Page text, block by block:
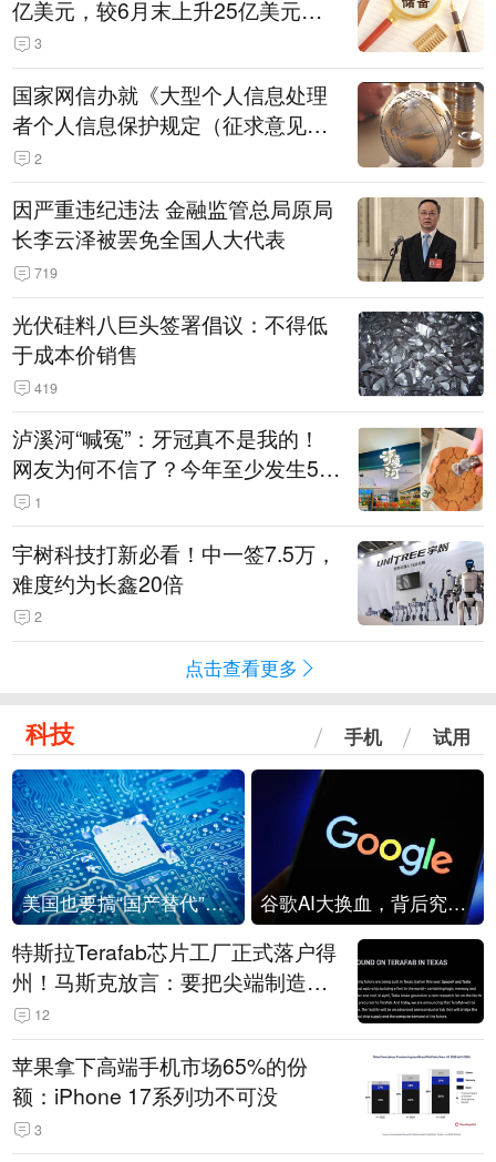
亿美元，较6月末上升25亿美元，
升幅为0.07%
3
国家网信办就《大型个人信息处理
者个人信息保护规定（征求意见
稿）》公开征求意见
2
因严重违纪违法 金融监管总局原局
长李云泽被罢免全国人大代表
719
光伏硅料八巨头签署倡议：不得低
于成本价销售
419
泸溪河“喊冤”：牙冠真不是我的！
网友为何不信了？今年至少发生5
起“食品冤案”
1
宇树科技打新必看！中一签7.5万，
难度约为长鑫20倍
2
点击查看更多
科技 手机 试用
美国也要搞“国产替代”？先算清三笔账 谷歌AI大换血，背后究竟发生了什么？
特斯拉Terafab芯片工厂正式落户得
州！马斯克放言：要把尖端制造带
回美国
12
苹果拿下高端手机市场65%的份
额：iPhone 17系列功不可没
3